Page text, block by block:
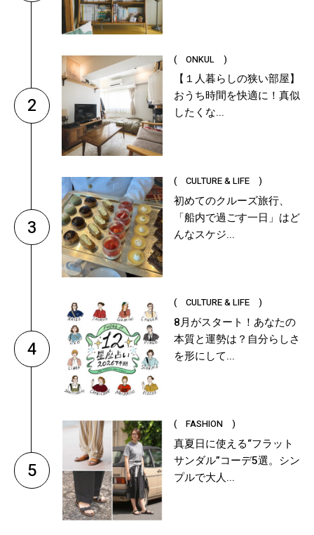
2
( ONKUL )
【１人暮らしの狭い部屋】
おうち時間を快適に！真似
したくな...
3
( CULTURE & LIFE )
初めてのクルーズ旅行、
「船内で過ごす一日」はど
んなスケジ...
4
( CULTURE & LIFE )
8月がスタート！あなたの
本質と運勢は？自分らしさ
を形にして...
5
( FASHION )
真夏日に使える“フラット
サンダル”コーデ5選。シン
プルで大人...